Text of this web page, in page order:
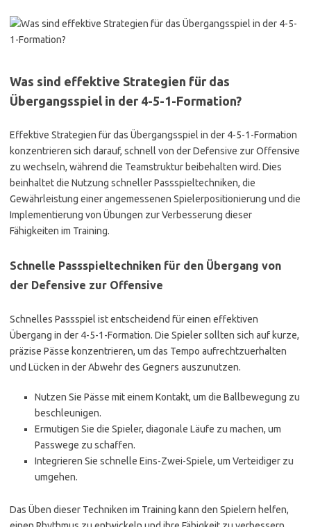
Was sind effektive Strategien für das
Übergangsspiel in der 4-5-1-Formation?
Effektive Strategien für das Übergangsspiel in der 4-5-1-Formation
konzentrieren sich darauf, schnell von der Defensive zur Offensive
zu wechseln, während die Teamstruktur beibehalten wird. Dies
beinhaltet die Nutzung schneller Passspieltechniken, die
Gewährleistung einer angemessenen Spielerpositionierung und die
Implementierung von Übungen zur Verbesserung dieser
Fähigkeiten im Training.
Schnelle Passspieltechniken für den Übergang von
der Defensive zur Offensive
Schnelles Passspiel ist entscheidend für einen effektiven
Übergang in der 4-5-1-Formation. Die Spieler sollten sich auf kurze,
präzise Pässe konzentrieren, um das Tempo aufrechtzuerhalten
und Lücken in der Abwehr des Gegners auszunutzen.
Nutzen Sie Pässe mit einem Kontakt, um die Ballbewegung zu
beschleunigen.
Ermutigen Sie die Spieler, diagonale Läufe zu machen, um
Passwege zu schaffen.
Integrieren Sie schnelle Eins-Zwei-Spiele, um Verteidiger zu
umgehen.
Das Üben dieser Techniken im Training kann den Spielern helfen,